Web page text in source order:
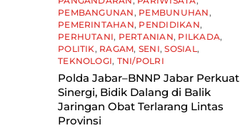
PEMBANGUNAN , PEMBUNUHAN ,
PEMERINTAHAN, PENDIDIKAN,
PERHUTANI, PERTANIAN, PILKADA,
POLITIK , RAGAM, SENI,SOSIAL ,
TEKNOLOGI, TNI/POLRI
Polda Jabar–BNNP Jabar Perkuat
Sinergi, Bidik Dalang di Balik
Jaringan Obat Terlarang Lintas
Provinsi